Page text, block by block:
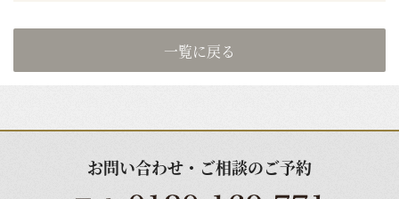
一覧に戻る
お問い合わせ・ご相談のご予約